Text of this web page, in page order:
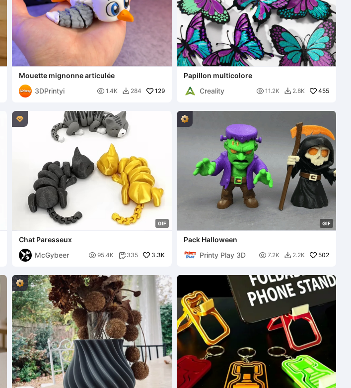
Mouette mignonne articulée
3DPrintyi
 1.4K  284 129
Papillon multicolore
Creality
 11.2K  2.8K 455
GIF

Chat Paresseux
McGybeer
 95.4K  335 3.3K
GIF
Pack Halloween
Printy Play 3D
 7.2K  2.2K 502